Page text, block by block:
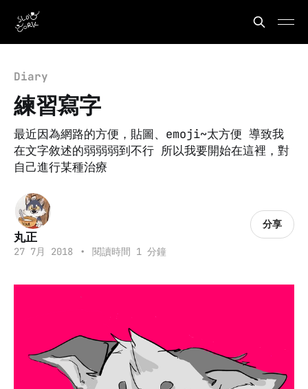
Diary
練習寫字
最近因為網路的方便，貼圖、emoji~太方便 導致我
在文字敘述的弱弱弱到不行 所以我要開始在這裡，對
自己進行某種治療
丸正
27 7月 2018 • 閱讀時間 1 分鐘
分享